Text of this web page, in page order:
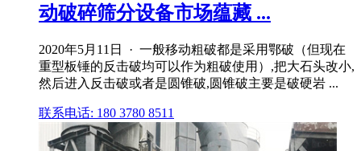
动破碎筛分设备市场蕴藏 ...
2020年5月11日 · 一般移动粗破都是采用鄂破（但现在
重型板锤的反击破均可以作为粗破使用）,把大石头改小,
然后进入反击破或者是圆锥破,圆锥破主要是破硬岩 ...
联系电话: 180 3780 8511